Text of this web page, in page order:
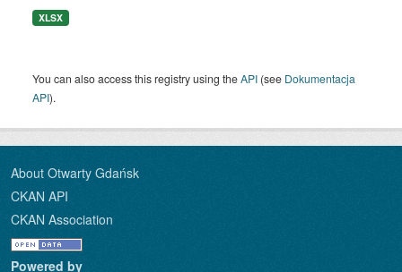
XLSX
You can also access this registry using theAPI (see Dokumentacja
API).
About Otwarty Gdańsk
CKAN API
CKAN Association
Powered by